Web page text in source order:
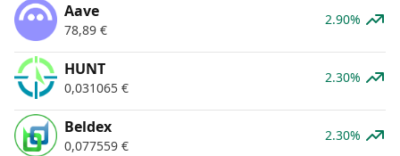
Aave
78,89 €
2.90%
HUNT
0,031065 €
2.30%
Beldex
0,077559 €
2.30%